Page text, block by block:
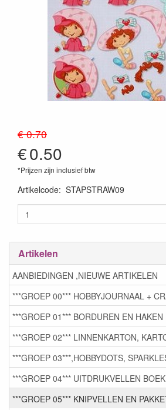
€ 0.70
€0.50
*Prijzen zijn inclusief btw
Artikelcode: STAPSTRAW09
Artikelen
AANBIEDINGEN ,NIEUWE ARTIKELEN
***GROEP 00*** HOBBYJOURNAAL +
***GROEP 01*** BORDUREN EN HAKEN
***GROEP 02*** LINNENKARTON,
***GROEP 03***,HOBBYDOTS,
***GROEP 04*** UITDRUKVELLEN
***GROEP 05*** KNIPVELLEN EN